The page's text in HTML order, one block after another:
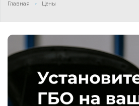
Главная Цены